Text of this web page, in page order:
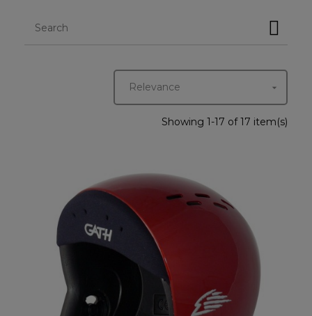
Relevance 
Showing 1-17 of 17 item(s)